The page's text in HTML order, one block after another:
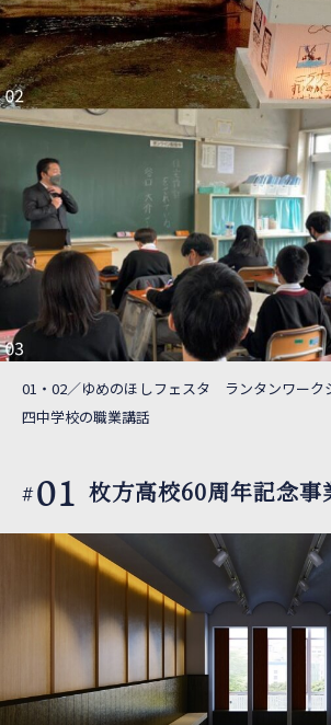
01・02／ゆめのほしフェスタ ランタンワー
四中学校の職業講話
#01 枚方高校60周年記念事